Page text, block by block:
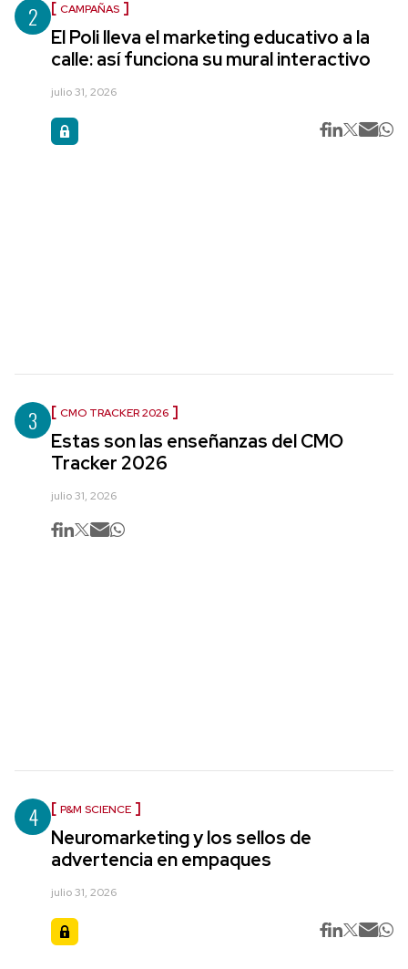
2 CAMPAÑAS
El Poli lleva el marketing educativo a la
calle: así funciona su mural interactivo
julio 31, 2026
3 CMO TRACKER 2026
Estas son las enseñanzas del CMO
Tracker 2026
julio 31, 2026
4 P&M SCIENCE
Neuromarketing y los sellos de
advertencia en empaques
julio 31, 2026